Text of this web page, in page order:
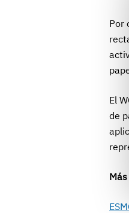
Por
El
de